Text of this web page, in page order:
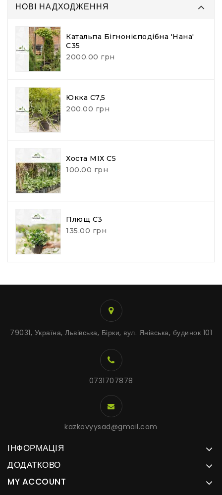
НОВІ НАДХОДЖЕННЯ
Катальпа Бігнонієподібна 'Нана'
С35
2000.00 грн
Юкка С7,5
200.00 грн
Хоста МІХ С5
100.00 грн
Плющ С3
135.00 грн
79031, Україна, Львівська, Бірки, вул. Янівська, будинок 101
0731707878
kazkovyysad@gmail.com
ІНФОРМАЦІЯ
ДОДАТКОВО
MY ACCOUNT